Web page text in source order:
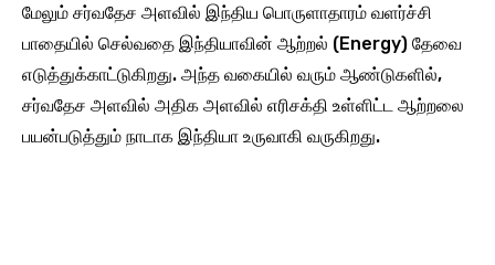
மேலும் சர்வதேச அளவில் இந்திய பொருளாதாரம் வளர்ச்சி
பாதையில் செல்வதை இந்தியாவின் ஆற்றல் (Energy) தேவை
எடுத்துக்காட்டுகிறது. அந்த வகையில் வரும் ஆண்டுகளில்,
சர்வதேச அளவில் அதிக அளவில் எரிசக்தி உள்ளிட்ட ஆற்றலை
பயன்படுத்தும் நாடாக இந்தியா உருவாகி வருகிறது.